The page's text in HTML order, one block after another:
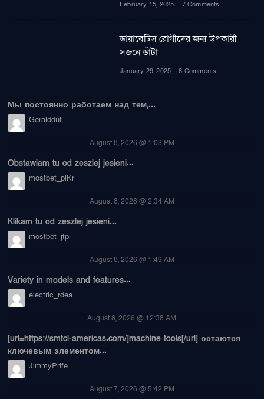
February 15, 2025 7 Comments
ডায়াবেটিস রোগীদের জন্য উপকারী
সজনে ডাঁটা
January 29, 2025 6 Comments
Мы постоянно работаем над тем,...
Geralddut
August 8, 2026 @ 1:03 PM
Obstawiam tu od zeszlej jesieni...
mostbet_plKr
August 8, 2026 @ 2:34 AM
Klikam tu od zeszlej jesieni...
mostbet_jtpi
August 8, 2026 @ 1:49 AM
Variety in models and features...
electric_rdea
August 8, 2026 @ 12:38 AM
[url=https://smtcl-americas.com/]machine tools[/url] остаются
ключевым элементом...
JimmyPrife
August 7, 2026 @ 5:42 PM